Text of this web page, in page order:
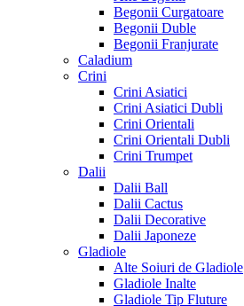
Begonii Curgatoare
Begonii Duble
Begonii Franjurate
Caladium
Crini
Crini Asiatici
Crini Asiatici Dubli
Crini Orientali
Crini Orientali Dubli
Crini Trumpet
Dalii
Dalii Ball
Dalii Cactus
Dalii Decorative
Dalii Japoneze
Gladiole
Alte Soiuri de Gladiole
Gladiole Inalte
Gladiole Tip Fluture